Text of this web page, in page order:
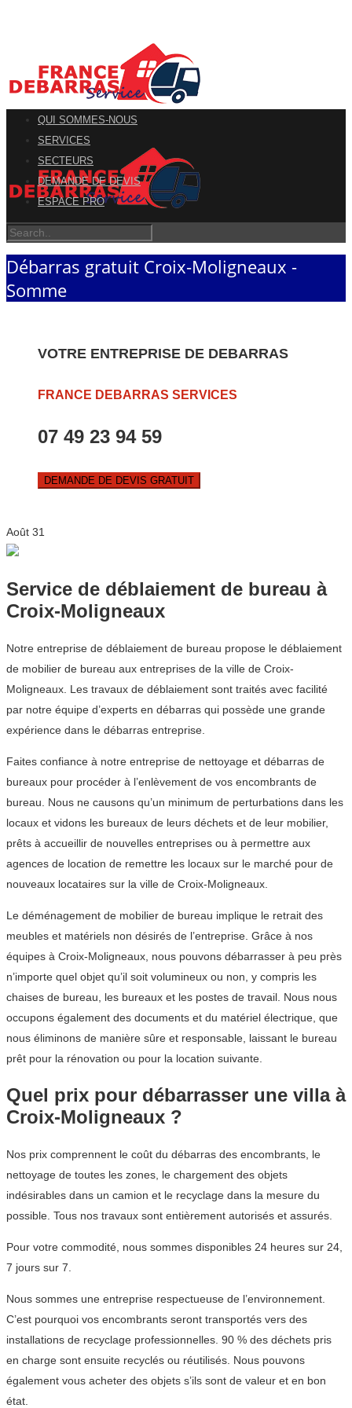
QUI SOMMES-NOUS
SERVICES
SECTEURS
DEMANDE DE DEVIS
ESPACE PRO
Débarras gratuit Croix-Moligneaux -
Somme
VOTRE ENTREPRISE DE DEBARRAS
FRANCE DEBARRAS SERVICES
07 49 23 94 59
DEMANDE DE DEVIS GRATUIT
Août 31
Service de déblaiement de bureau à
Croix-Moligneaux
Notre entreprise de déblaiement de bureau propose le déblaiement
de mobilier de bureau aux entreprises de la ville de Croix-
Moligneaux. Les travaux de déblaiement sont traités avec facilité
par notre équipe d’experts en débarras qui possède une grande
expérience dans le débarras entreprise.
Faites confiance à notre entreprise de nettoyage et débarras de
bureaux pour procéder à l’enlèvement de vos encombrants de
bureau. Nous ne causons qu’un minimum de perturbations dans les
locaux et vidons les bureaux de leurs déchets et de leur mobilier,
prêts à accueillir de nouvelles entreprises ou à permettre aux
agences de location de remettre les locaux sur le marché pour de
nouveaux locataires sur la ville de Croix-Moligneaux.
Le déménagement de mobilier de bureau implique le retrait des
meubles et matériels non désirés de l’entreprise. Grâce à nos
équipes à Croix-Moligneaux, nous pouvons débarrasser à peu près
n’importe quel objet qu’il soit volumineux ou non, y compris les
chaises de bureau, les bureaux et les postes de travail. Nous nous
occupons également des documents et du matériel électrique, que
nous éliminons de manière sûre et responsable, laissant le bureau
prêt pour la rénovation ou pour la location suivante.
Quel prix pour débarrasser une villa à
Croix-Moligneaux ?
Nos prix comprennent le coût du débarras des encombrants, le
nettoyage de toutes les zones, le chargement des objets
indésirables dans un camion et le recyclage dans la mesure du
possible. Tous nos travaux sont entièrement autorisés et assurés.
Pour votre commodité, nous sommes disponibles 24 heures sur 24,
7 jours sur 7.
Nous sommes une entreprise respectueuse de l’environnement.
C’est pourquoi vos encombrants seront transportés vers des
installations de recyclage professionnelles. 90 % des déchets pris
en charge sont ensuite recyclés ou réutilisés. Nous pouvons
également vous acheter des objets s’ils sont de valeur et en bon
état.